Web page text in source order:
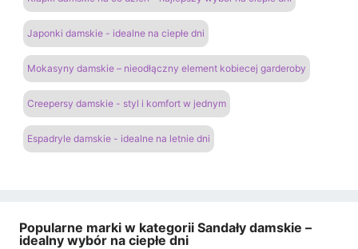
Japonki damskie - idealne na ciepłe dni
Mokasyny damskie – nieodłączny element kobiecej garderoby
Creepersy damskie - styl i komfort w jednym
Espadryle damskie - idealne na letnie dni
Popularne marki w kategorii Sandały damskie –
idealny wybór na ciepłe dni